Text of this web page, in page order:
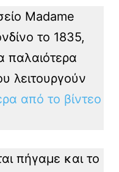
Madame
το 1835,
παλαιότερα
λειτουργούν
από το βίντεο
πήγαμε και το